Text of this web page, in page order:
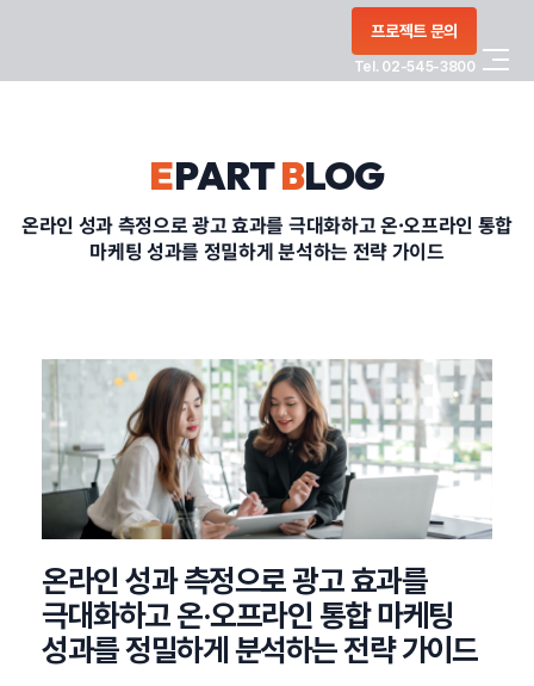
프로젝트 문의
Tel. 02-545-3800
PORTFOLIO
CONTACT
정부지원사업
EPARTBLOG
온라인 성과 측정으로 광고 효과를 극대화하고 온·오프라인 통합
마케팅 성과를 정밀하게 분석하는 전략 가이드
온라인 성과 측정으로 광고 효과를
극대화하고 온·오프라인 통합 마케팅
성과를 정밀하게 분석하는 전략 가이드